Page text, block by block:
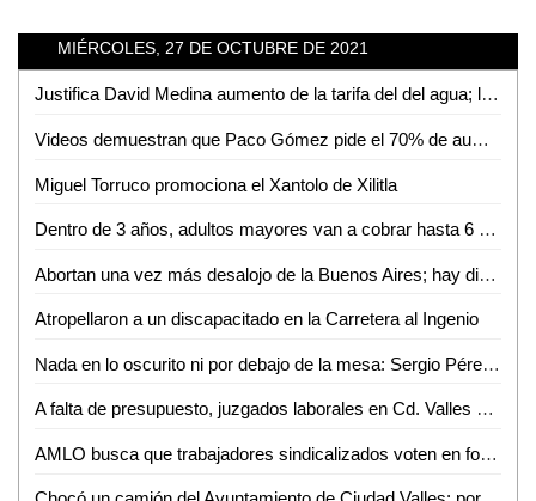
MIÉRCOLES, 27 DE OCTUBRE DE 2021
Justifica David Medina aumento de la tarifa del del agua; le avienta la pelota al Congreso
Videos demuestran que Paco Gómez pide el 70% de aumento a las tarifas del agua
Miguel Torruco promociona el Xantolo de Xilitla
Dentro de 3 años, adultos mayores van a cobrar hasta 6 mil pesos
Abortan una vez más desalojo de la Buenos Aires; hay diálogo en la capital
Atropellaron a un discapacitado en la Carretera al Ingenio
Nada en lo oscurito ni por debajo de la mesa: Sergio Pérez Garza
A falta de presupuesto, juzgados laborales en Cd. Valles y Rioverde tendrán que esperar
AMLO busca que trabajadores sindicalizados voten en forma libre y en secreto